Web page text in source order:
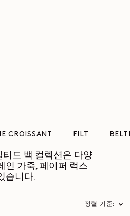
CROISSANT FILT
티드 백 컬렉션은 다양
인 가죽, 페이퍼 럭스
습니다.
정렬 기준: